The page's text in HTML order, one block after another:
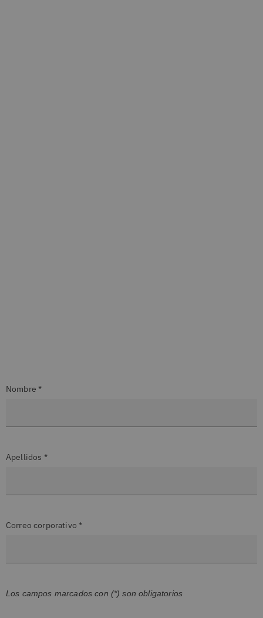
Nombre *
Apellidos *
Correo corporativo *
Los campos marcados con (*) son obligatorios